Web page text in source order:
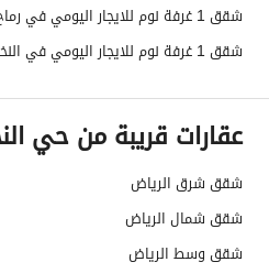
شقق 1 غرفة نوم للايجار اليومي في رماح
شقق 1 غرفة نوم للايجار اليومي في النخيل
عقارات قريبة من حي
شقق شرق الرياض
شقق شمال الرياض
شقق وسط الرياض